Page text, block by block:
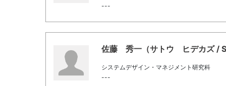
---
佐藤 秀一（サトウ ヒデカズ /
システムデザイン・マネジメント研究科
---